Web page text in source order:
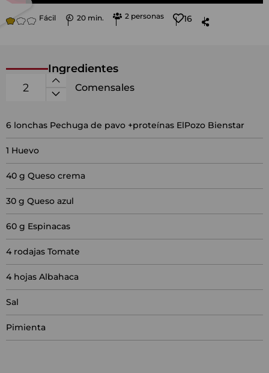
Fácil 20 min. 2 personas 16
Ingredientes
Comensales
6 lonchas Pechuga de pavo +proteínas ElPozo Bienstar
1 Huevo
40 g Queso crema
30 g Queso azul
60 g Espinacas
4 rodajas Tomate
4 hojas Albahaca
Sal
Pimienta